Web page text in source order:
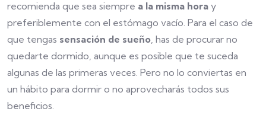
recomienda que sea siempre a la misma hora y
preferiblemente con el estómago vacío. Para el caso de
que tengas sensación de sueño, has de procurar no
quedarte dormido, aunque es posible que te suceda
algunas de las primeras veces. Pero no lo conviertas en
un hábito para dormir o no aprovecharás todos sus
beneficios.